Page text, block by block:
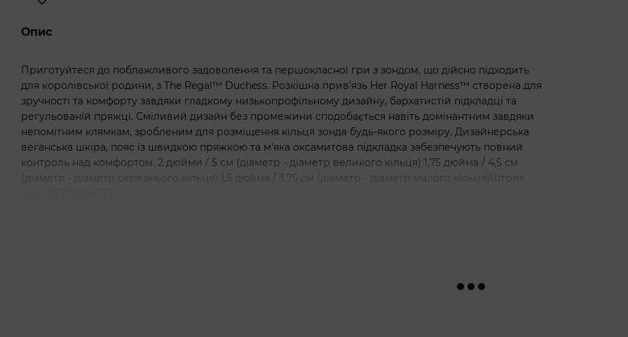
Опис
Приготуйтеся до поблажливого задоволення та першокласної гри з зондом, що дійсно підходить
для королівської родини, з The Regal™ Duchess. Розкішна прив'язь Her Royal Harness™ створена для
зручності та комфорту завдяки гладкому низькопрофільному дизайну, бархатистій підкладці та
регульованій пряжці. Сміливий дизайн без промежини сподобається навіть домінантним завдяки
непомітним клямкам, зробленим для розміщення кільця зонда будь-якого розміру. Дизайнерська
веганська шкіра, пояс із швидкою пряжкою та м'яка оксамитова підкладка забезпечують повний
контроль над комфортом. 2 дюйми / 5 см (діаметр - діаметр великого кільця) 1,75 дюйма / 4,5 см
(діаметр - діаметр середнього кільця) 1,5 дюйма / 3,75 см (діаметр - діаметр малого кільця)Штрих